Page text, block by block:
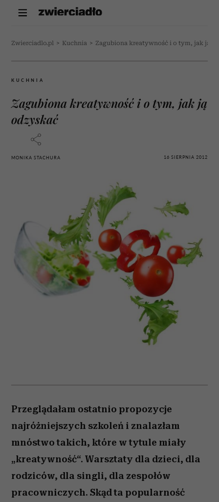
Zwierciadlo.pl > Kuchnia > Zagubiona kreatywność i o tym, jak ją
KUCHNIA
Zagubiona kreatywność i o tym, jak ją
odzyskać
MONIKA STACHURA 16 SIERPNIA 2012
Przeglądałam ostatnio propozycje
najróżniejszych szkoleń i znalazłam
mnóstwo takich, które w tytule miały
„kreatywność“. Warsztaty dla dzieci, dla
rodziców, dla singli, dla zespołów
pracowniczych. Skąd ta popularność